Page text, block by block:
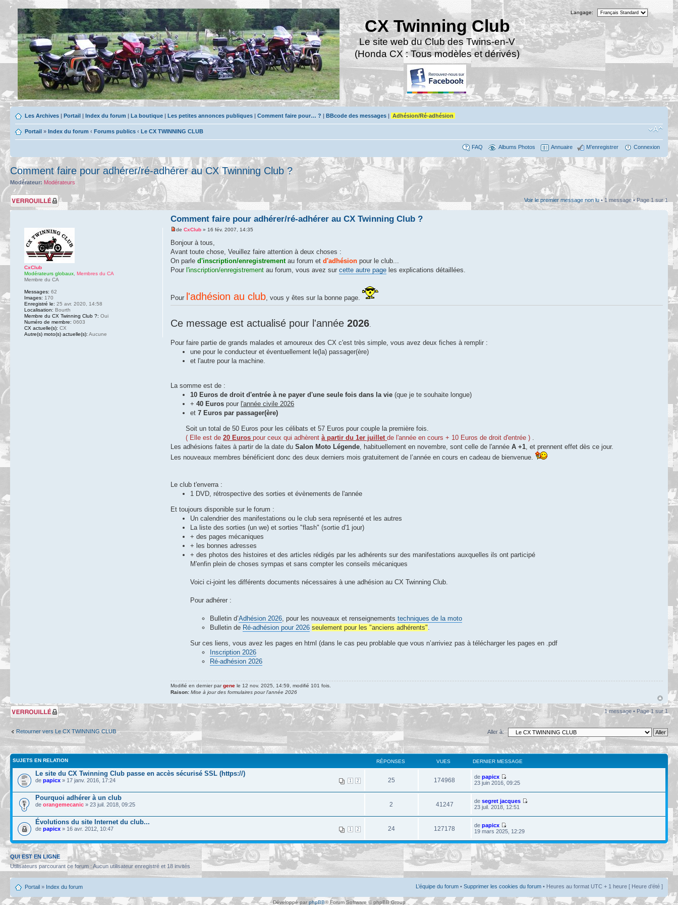
CX Twinning Club
Le site web du Club des Twins-en-V
(Honda CX : Tous modèles et dérivés)
Langage:
Les Archives | Portail | Index du forum | La boutique | Les petites annonces publiques | Comment faire pour… ? | BBcode des messages | Adhésion/Ré-adhésion
Portail » Index du forum ‹ Forums publics ‹ Le CX TWINNING CLUB
FAQ Albums Photos Annuaire M’enregistrer Connexion
Comment faire pour adhérer/ré-adhérer au CX Twinning Club ?
Modérateur: Modérateurs
Sujet verrouillé Voir le premier message non lu • 1 message • Page 1 sur1
Comment faire pour adhérer/ré-adhérer au CX Twinning Club ?
deCxClub » 16 fév. 2007, 14:35
Bonjour à tous,
Avant toute chose, Veuillez faire attention à deux choses :
On parled'inscription/enregistrement au forum etd'adhésion pour le club...
Pourl'inscription/enregistrement au forum, vous avez surcette autre page les explications détaillées.
Pour l'adhésion au club , vous y êtes sur la bonne page.
Ce message est actualisé pour l'année2026
Pour faire partie de grands malades et amoureux des CX c'est très simple, vous avez deux fiches à remplir :
une pour le conducteur et éventuellement le(la) passager(ère)
et l'autre pour la machine.
La somme est de :
10 Euros de droit d'entrée à ne payer d'une seule fois dans la vie (que je te souhaite longue)
+40 Euros pourl'année civile 2026
et7 Euros par passager(ère)
Soit un total de 50 Euros pour les célibats et 57 Euros pour couple la première fois.
( Elle est de20 Euros pour ceux qui adhèrentà partir du 1er juillet de l'année en cours + 10 Euros de droit d'entrée )
Les adhésions faites à partir de la date duSalon Moto Légende , habituellement en novembre, sont celle de l'annéeA +1 , et prennent effet dès ce jour.
Les nouveaux membres bénéficient donc des deux derniers mois gratuitement de l’année en cours en cadeau de bienvenue.
Le club t'enverra :
1 DVD, rétrospective des sorties et évènements de l'année
Et toujours disponible sur le forum :
Un calendrier des manifestations ou le club sera représenté et les autres
La liste des sorties (un we) et sorties "flash" (sortie d'1 jour)
+ des pages mécaniques
+ les bonnes adresses
+ des photos des histoires et des articles rédigés par les adhérents sur des manifestations auxquelles ils ont participé
M'enfin plein de choses sympas et sans compter les conseils mécaniques
Voici ci-joint les différents documents nécessaires à une adhésion au CX Twinning Club.
Pour adhérer :
Bulletin d’Adhésion 2026 , pour les nouveaux et renseignementstechniques de la moto
Bulletin de Ré-adhésion pour 2026 seulement pour les "anciens adhérents"
Sur ces liens, vous avez les pages en html (dans le cas peu problable que vous n’arriviez pas à télécharger les pages en .pdf
Inscription 2026
Ré-adhésion 2026
Modifié en dernier pargene le 12 nov. 2025, 14:59, modifié 101 fois.
Raison: Mise à jour des formulaires pour l'année 2026
CxClub
Modérateurs globaux Membres du CA
Membre du CA
Messages: 62
Images: 170
Enregistré le: 25 avr. 2020, 14:58
Localisation: Bourth
Membre du CX Twinning Club ?: Oui
Numéro de membre: 0603
CX actuelle(s): CX
Autre(s) moto(s) actuelle(s): Aucune
Sujet verrouillé 1 message • Page 1 sur1
Retourner vers Le CX TWINNING CLUB Aller à:
SUJETS EN RELATION RÉPONSES VUES DERNIER MESSAGE
Le site du CX Twinning Club passe en accès sécurisé SSL (https://)
1 2
de papicx » 17 janv. 2016, 17:24 25 174968 depapicx
23 juin 2016, 09:25
Pourquoi adhérer à un club
de orangemecanic » 23 juil. 2018, 09:25 2 41247 desegret jacques
23 juil. 2018, 12:51
Évolutions du site Internet du club...
1 2
de papicx » 16 avr. 2012, 10:47 24 127178 depapicx
19 mars 2025, 12:29
QUI EST EN LIGNE
Utilisateurs parcourant ce forum : Aucun utilisateur enregistré et 18 invités
Portail » Index du forum L’équipe du forum • Supprimer les cookies du forum • Heures au format UTC + 1 heure [ Heure d’été ]
Développé par phpBB® Forum Software © phpBB Group